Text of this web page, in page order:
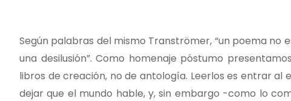
Según palabras del mismo Tranströmer, “un poema no
una desilusión”. Como homenaje póstumo
libros de creación, no de antología. Leerlos es entrar al
dejar que el mundo hable, y, sin embargo -como lo